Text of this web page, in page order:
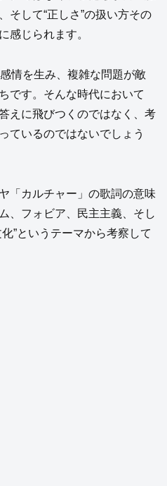
そして“正しさ”の扱い方その
感じられます。
情を生み、複雑な問題が敵
です。そんな時代において
えに飛びつくのではなく、考
ているのではないでしょう
「カルチャー」の歌詞の意味
、フォビア、民主主義、そし
”というテーマから考察して